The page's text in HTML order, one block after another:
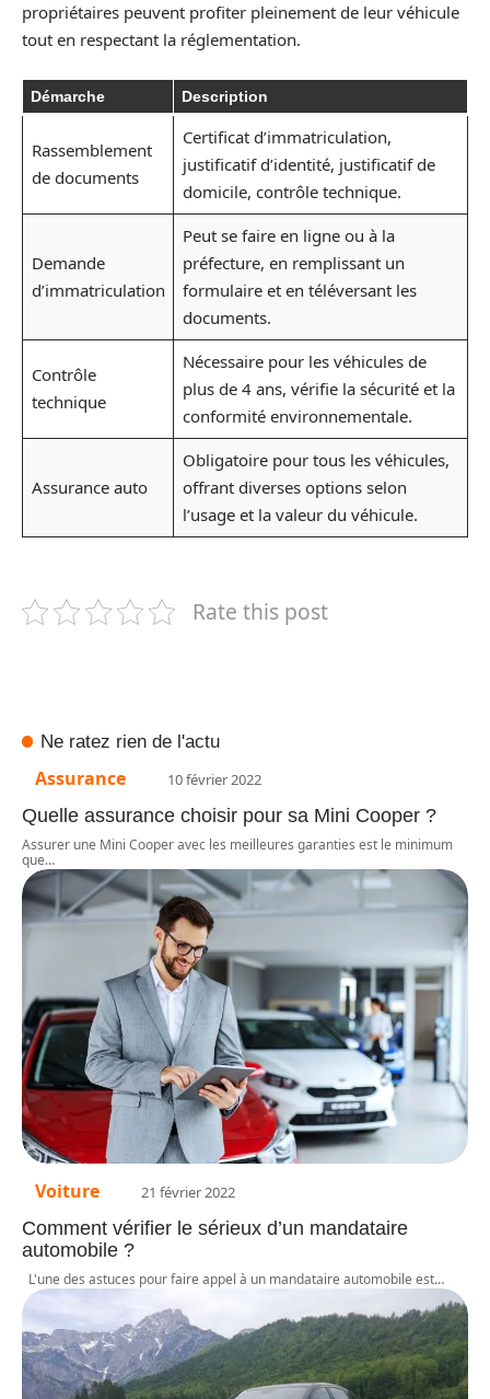
propriétaires peuvent profiter pleinement de leur véhicule
tout en respectant la réglementation.
Démarche Description
Rassemblement
de documents
Certificat d’immatriculation,
justificatif d’identité, justificatif de
domicile, contrôle technique.
Demande
d’immatriculation
Peut se faire en ligne ou à la
préfecture, en remplissant un
formulaire et en téléversant les
documents.
Contrôle
technique
Nécessaire pour les véhicules de
plus de 4 ans, vérifie la sécurité et la
conformité environnementale.
Assurance auto
Obligatoire pour tous les véhicules,
offrant diverses options selon
l’usage et la valeur du véhicule.
Rate this post
Ne ratez rien de l'actu
Assurance 10 février 2022
Quelle assurance choisir pour sa Mini Cooper ?
Assurer une Mini Cooper avec les meilleures garanties est le minimum
que…
Voiture 21 février 2022
Comment vérifier le sérieux d’un mandataire
automobile ?
L'une des astuces pour faire appel à un mandataire automobile est…